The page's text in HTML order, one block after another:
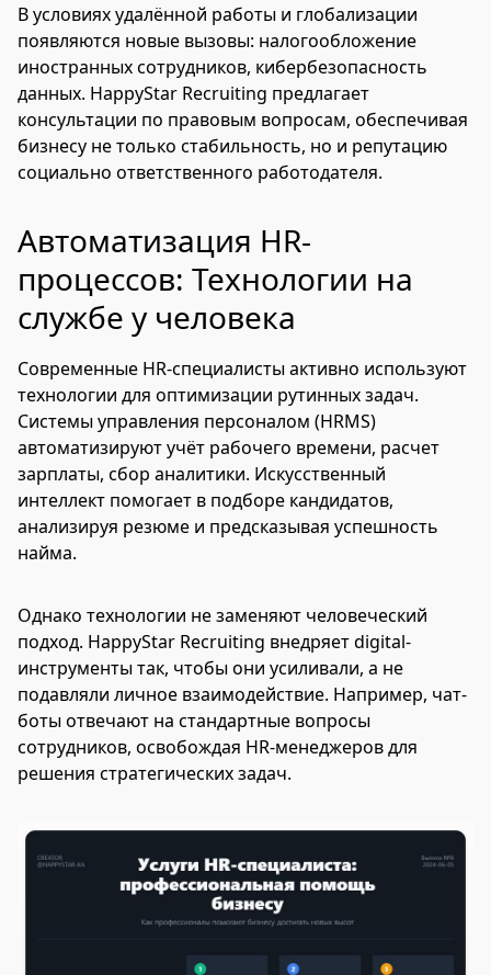
В условиях удалённой работы и глобализации
появляются новые вызовы: налогообложение
иностранных сотрудников, кибербезопасность
данных. HappyStar Recruiting предлагает
консультации по правовым вопросам, обеспечивая
бизнесу не только стабильность, но и репутацию
социально ответственного работодателя.
Автоматизация HR-
процессов: Технологии на
службе у человека
Современные HR-специалисты активно используют
технологии для оптимизации рутинных задач.
Системы управления персоналом (HRMS)
автоматизируют учёт рабочего времени, расчет
зарплаты, сбор аналитики. Искусственный
интеллект помогает в подборе кандидатов,
анализируя резюме и предсказывая успешность
найма.
Однако технологии не заменяют человеческий
подход. HappyStar Recruiting внедряет digital-
инструменты так, чтобы они усиливали, а не
подавляли личное взаимодействие. Например, чат-
боты отвечают на стандартные вопросы
сотрудников, освобождая HR-менеджеров для
решения стратегических задач.